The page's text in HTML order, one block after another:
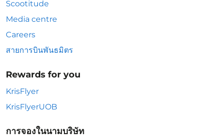
Scootitude
Media centre
Careers
สายการบินพันธมิตร
Rewards for you
KrisFlyer
KrisFlyerUOB
การจองในนามบริษัท